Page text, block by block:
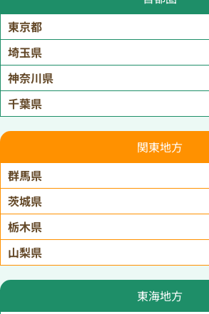
東京都
埼玉県
神奈川県
千葉県
関東地方
群馬県
茨城県
栃木県
山梨県
東海地方